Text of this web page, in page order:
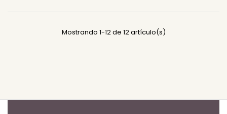
Mostrando 1-12 de 12 artículo(s)